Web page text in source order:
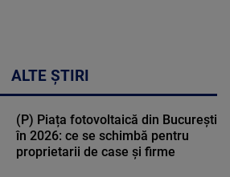
ALTE ȘTIRI
(P) Piața fotovoltaică din București
în 2026: ce se schimbă pentru
proprietarii de case și firme